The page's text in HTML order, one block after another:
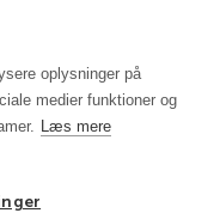
oplysninger på
medier funktioner og
Læs mere